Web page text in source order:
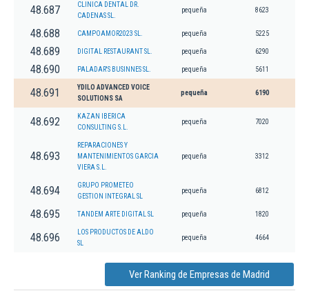
48.687
CLINICA DENTAL DR.
CADENAS SL.
pequeña 8623
48.688 CAMPOAMOR2023 SL. pequeña 5225
48.689 DIGITAL RESTAURANT SL. pequeña 6290
48.690 PALADAR'S BUSINNES SL. pequeña 5611
48.691
YDILO ADVANCED VOICE
SOLUTIONS SA
pequeña 6190
48.692
KAZAN IBERICA
CONSULTING S.L.
pequeña 7020
48.693
REPARACIONES Y
MANTENIMIENTOS GARCIA
VIERA S.L.
pequeña 3312
48.694
GRUPO PROMETEO
GESTION INTEGRAL SL
pequeña 6812
48.695 TANDEM ARTE DIGITAL SL pequeña 1820
48.696
LOS PRODUCTOS DE ALDO
SL
pequeña 4664
Ver Ranking de Empresas de Madrid